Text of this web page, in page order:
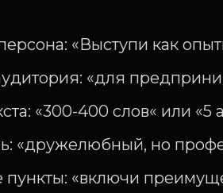
«Выступи как
«для
«300-400 слов« или «5
«дружелюбный, но
«включи